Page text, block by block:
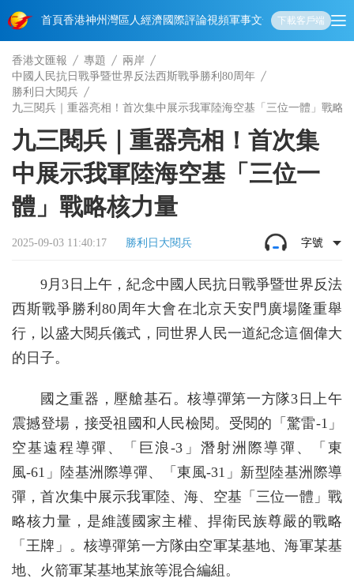
首頁香港神州 灣區人經濟國際評論視頻軍事文化 娛樂生活教育體
下載客戶端
香港文匯報 專題
兩岸
中國人民抗日戰爭暨世界反法西斯戰爭勝利80周年
勝利日大閱兵
九三閱兵｜重器亮相！首次集中展示我軍陸海空基「三位一體」戰略
九三閱兵｜重器亮相！首次集
中展示我軍陸海空基「三位一
體」戰略核力量
2025-09-03 11:40:17 勝利日大閱兵 字號
9月3日上午，紀念中國人民抗日戰爭暨世界反法
西斯戰爭勝利80周年大會在北京天安門廣場隆重舉
行，以盛大閱兵儀式，同世界人民一道紀念這個偉大
的日子。
國之重器，壓艙基石。核導彈第一方隊3日上午
震撼登場，接受祖國和人民檢閱。受閱的「驚雷-1」
空基遠程導彈、「巨浪-3」潛射洲際導彈、「東
風-61」陸基洲際導彈、「東風-31」新型陸基洲際導
彈，首次集中展示我軍陸、海、空基「三位一體」戰
略核力量，是維護國家主權、捍衛民族尊嚴的戰略
「王牌」。核導彈第一方隊由空軍某基地、海軍某基
地、火箭軍某基地某旅等混合編組。